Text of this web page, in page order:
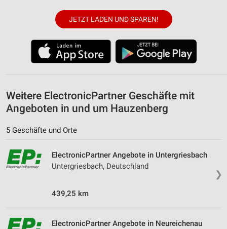
JETZT LADEN UND SPAREN!
Weitere ElectronicPartner Geschäfte mit
Angeboten in und um Hauzenberg
5 Geschäfte und Orte
❯
ElectronicPartner Angebote in Untergriesbach
Untergriesbach, Deutschland
439,25 km
ElectronicPartner Angebote in Neureichenau
Verwendung von Profilen zur Auswahl
Erstellung von Profilen zur Personalisierung
von Inhalten
personalisierter Inhalte
Messung der Werbeleistung
Messung der Performance von Inhalten
Analyse von Zielgruppen durch Statistiken oder
Kombinationen von Daten aus verschiedenen
Quellen
Entwicklung und Verbesserung der Angebote
Inhalten